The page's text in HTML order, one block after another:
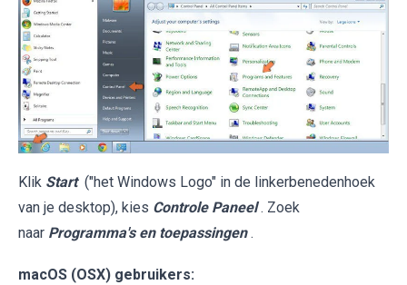
Klik Start ("het Windows Logo" in de linkerbenedenhoek
van je desktop), kies Controle Paneel . Zoek
naar Programma's en toepassingen .
macOS (OSX) gebruikers: